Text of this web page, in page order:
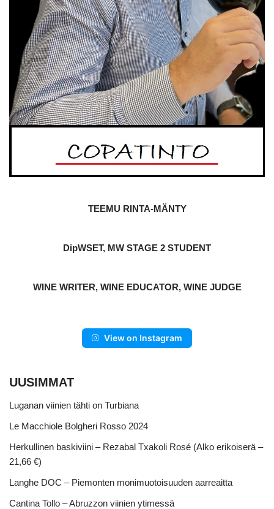
TEEMU RINTA-MÄNTY
DipWSET, MW STAGE 2 STUDENT
WINE WRITER, WINE EDUCATOR, WINE JUDGE
View on Instagram
UUSIMMAT
Luganan viinien tähti on Turbiana
Le Macchiole Bolgheri Rosso 2024
Herkullinen baskiviini – Rezabal Txakoli Rosé (Alko erikoiserä –
21,66 €)
Langhe DOC – Piemonten monimuotoisuuden aarreaitta
Cantina Tollo – Abruzzon viinien ytimessä